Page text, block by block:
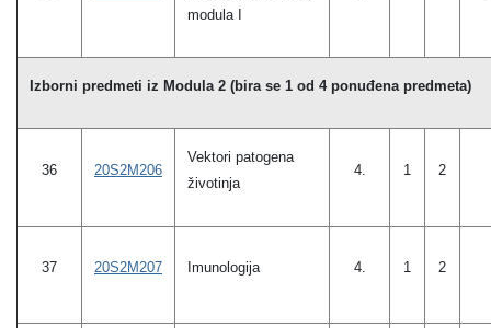
modula I
Izborni predmeti iz Modula 2 (bira se 1 od 4 ponuđena predmeta)
36 20S2M206
Vektori patogena
životinja
4. 1 2
37 20S2M207 Imunologija 4. 1 2